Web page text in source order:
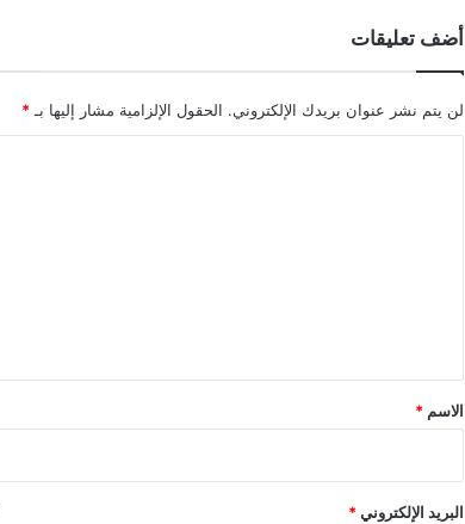
أضف تعليقات
لن يتم نشر عنوان بريدك الإلكتروني. الحقول الإلزامية مشار إليها بـ *
*
الاسم *
البريد الإلكتروني *